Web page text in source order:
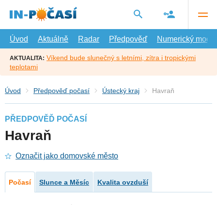
hlavní
Úvod
Aktuálně Radar Předpověď Numerický model
AKTUALITA: Víkend bude slunečný s letními, zítra i tropickými
teplotami
Úvod Předpověď počasí Ústecký kraj Havraň
PŘEDPOVĚĎ POČASÍ
Havraň
Označit jako domovské město
Počasí Slunce a Měsíc Kvalita ovzduší